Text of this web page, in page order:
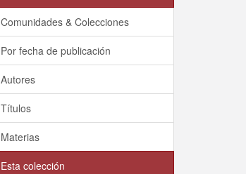
Comunidades & Colecciones
Por fecha de publicación
Autores
Títulos
Materias
Esta colección